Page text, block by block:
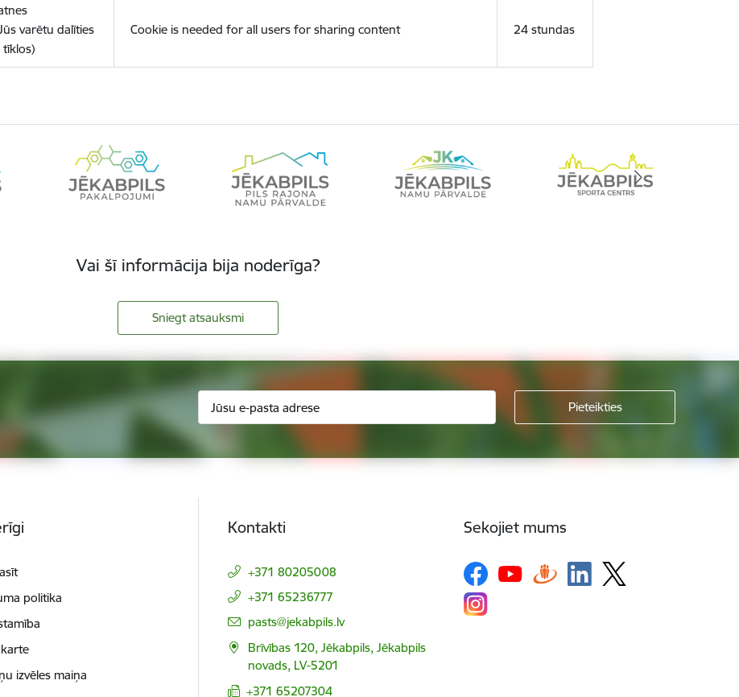
varētu dalīties
Cookie is needed for all users for sharing content 24 stundas
Vai šī informācija bija noderīga?
Sniegt atsauksmi
politika
izvēles maiņa
Kontakti
+371 80205008
+371 65236777
E-pasts:
pasts@jekabpils.lv
Brīvības 120, Jēkabpils, Jēkabpils
novads, LV-5201
+371 65207304
Sekojiet mums